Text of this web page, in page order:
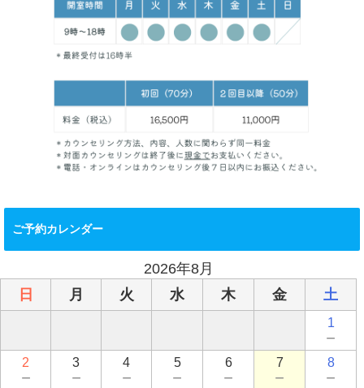
ご予約カレンダー
2026年8月
日
月 火 水 木 金 土
1
－
2
－
3
－
4
－
5
－
6
－
7
－
8
－